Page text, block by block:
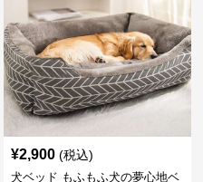
¥2,900 (税込)
犬ベッド もふもふ犬の夢心地ベ